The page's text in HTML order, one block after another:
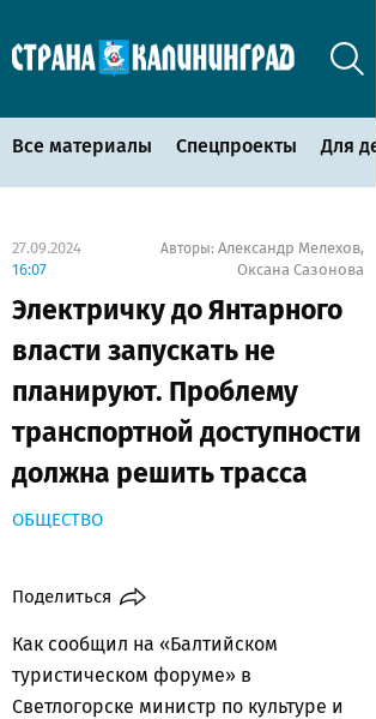
Все материалы Спецпроекты Для
27.09.2024
16:07
Авторы: Александр Мелехов,
Оксана Сазонова
Электричку до Янтарного
власти запускать не
планируют. Проблему
транспортной доступности
должна решить трасса
ОБЩЕСТВО
Поделиться
Как сообщил на «Балтийском
туристическом форуме» в
Светлогорске министр по культуре и